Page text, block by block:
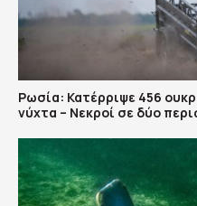
Ρωσία: Κατέρριψε 456
νύχτα – Νεκροί σε δύο